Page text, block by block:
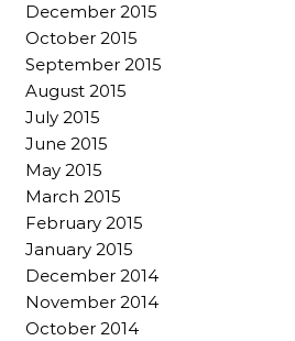
December 2015
October 2015
September 2015
August 2015
July 2015
June 2015
May 2015
March 2015
February 2015
January 2015
December 2014
November 2014
October 2014